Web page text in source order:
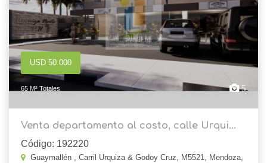
USD 50.000
65 M² Totales 5
Venta departamento al costo, calle Urqui...
Código: 192220
Guaymallén , Carril Urquiza & Godoy Cruz, M5521, Mendoza,